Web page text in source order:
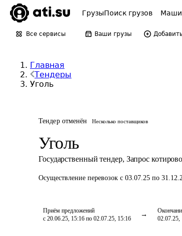
ГрузыПоиск грузов
Все сервисы Ваши грузы
Главная
Тендеры
Уголь
Тендер отменён Несколько поставщиков
Уголь
Государственный тендер, Запрос
Осуществление перевозок с 03.07.25 по
Приём предложений
с 20.06.25, 15:16 по 02.07.25, 15:16
02.07.25,